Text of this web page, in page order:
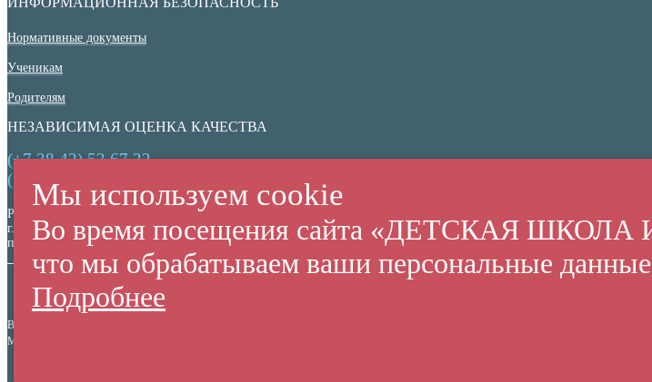
Нормативные документы
Ученикам
Родителям
НЕЗАВИСИМАЯ ОЦЕНКА КАЧЕСТВА
(+7 38 42) 53 67 22
(+7 38 42) 53 99 90
Россия,
г. Кемерово,
пр. Ленина, 137/2
Все права защищены. Использование материалов сайта согласуется с администрацией учреждения.
МАУДО "Детская Школа Искусств №69" © 2010-2026
Мы используем cookie
Во время посещения сайта «ДЕТСКАЯ ШКОЛА
что мы обрабатываем ваши персональные
Подробнее